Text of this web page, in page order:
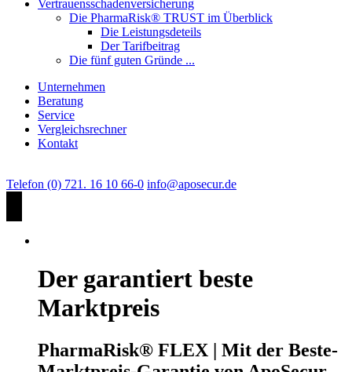
Vertrauensschadenversicherung
Die PharmaRisk® TRUST im Überblick
Die Leistungsdeteils
Der Tarifbeitrag
Die fünf guten Gründe ...
Unternehmen
Beratung
Service
Vergleichsrechner
Kontakt
Telefon (0) 721. 16 10 66-0 info@aposecur.de
Der garantiert beste
Marktpreis
PharmaRisk® FLEX | Mit der Beste-